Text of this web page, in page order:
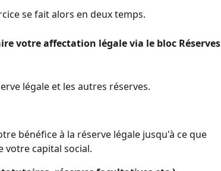
se fait alors en deux temps.
votre affectation légale via le bloc Réserves
légale et les autres réserves.
bénéfice à la réserve légale jusqu'à ce que
votre capital social.